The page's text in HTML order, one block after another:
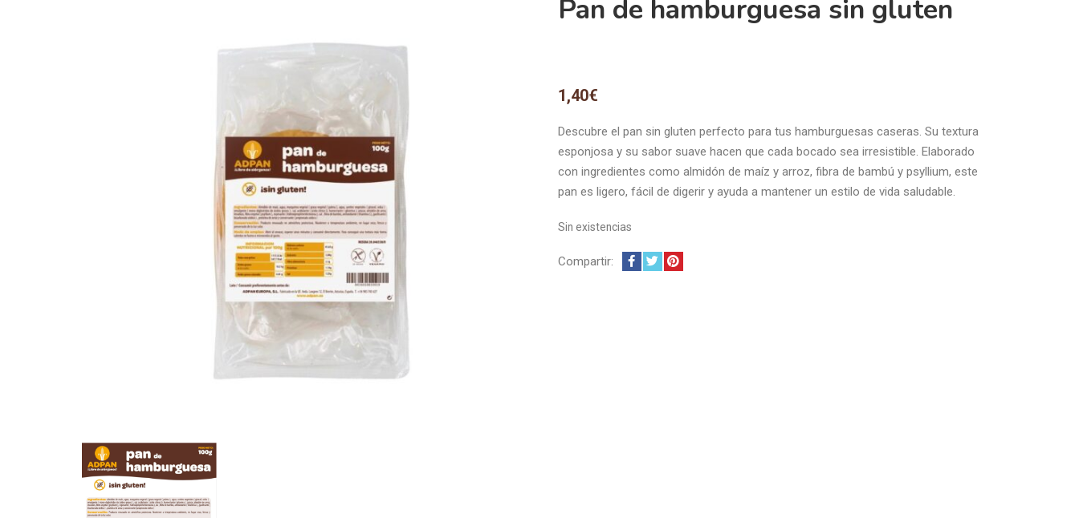
Pan de hamburguesa sin gluten
1,40€
Descubre el pan sin gluten perfecto para tus hamburguesas caseras. Su textura
esponjosa y su sabor suave hacen que cada bocado sea irresistible. Elaborado
con ingredientes como almidón de maíz y arroz, fibra de bambú y psyllium, este
pan es ligero, fácil de digerir y ayuda a mantener un estilo de vida saludable.
Sin existencias
Compartir: